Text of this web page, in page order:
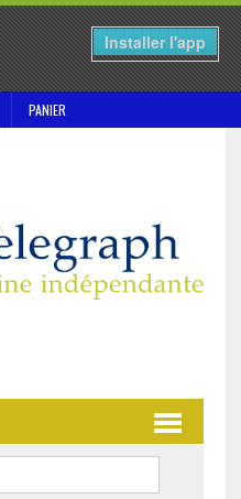
Installer l'app
PANIER